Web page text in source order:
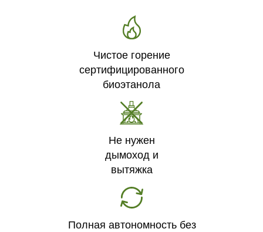
Чистое горение
сертифицированного
биоэтанола
Не нужен
дымоход и
вытяжка
Полная автономность без